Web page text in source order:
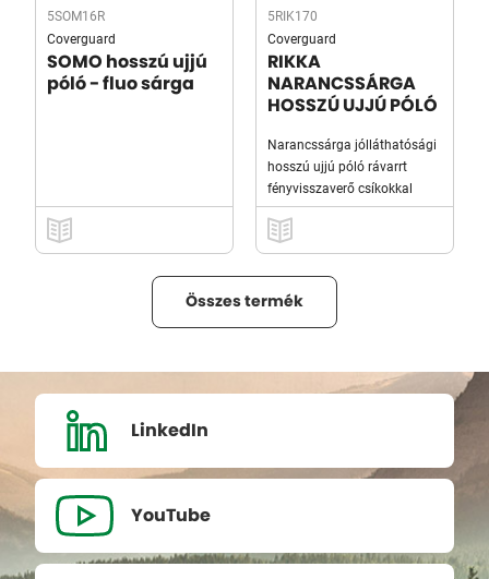
5SOM16R
Coverguard
SOMO hosszú ujjú
póló - fluo sárga
5RIK170
Coverguard
RIKKA
NARANCSSÁRGA
HOSSZÚ UJJÚ PÓLÓ
Narancssárga jólláthatósági
hosszú ujjú póló rávarrt
fényvisszaverő csíkokkal
Összes termék
LinkedIn
YouTube